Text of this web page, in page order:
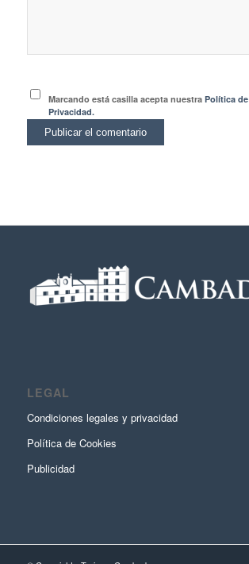
Marcando está casilla acepta nuestraPolítica de
Privacidad.
LEGAL
Condiciones legales y privacidad
Política de Cookies
Publicidad